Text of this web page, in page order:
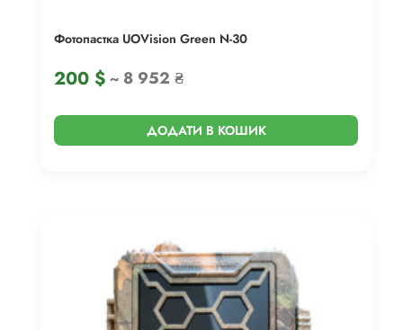
Фотопастка UOVision Green N-30
200 $~ 8 952 ₴
ДОДАТИ В КОШИК